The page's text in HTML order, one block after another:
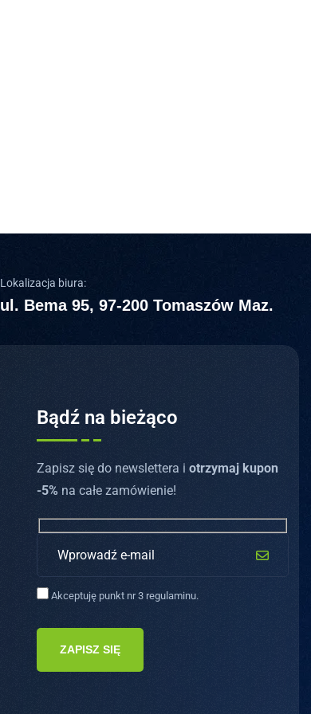
Lokalizacja biura:
ul. Bema 95, 97-200 Tomaszów Maz.
Bądź na bieżąco
Zapisz się do newslettera i otrzymaj kupon
-5% na całe zamówienie!
Akceptuję punkt nr 3 regulaminu.
ZAPISZ SIĘ